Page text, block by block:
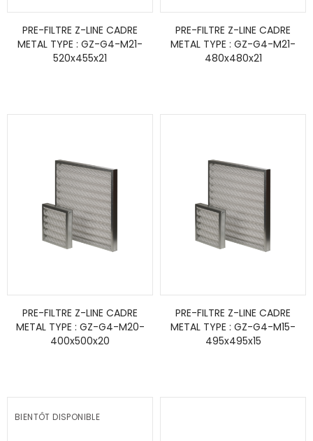
PRE-FILTRE Z-LINE CADRE
METAL TYPE : GZ-G4-M21-
520x455x21
PRE-FILTRE Z-LINE CADRE
METAL TYPE : GZ-G4-M21-
480x480x21
PRE-FILTRE Z-LINE CADRE
METAL TYPE : GZ-G4-M20-
400x500x20
PRE-FILTRE Z-LINE CADRE
METAL TYPE : GZ-G4-M15-
495x495x15
BIENTÔT DISPONIBLE